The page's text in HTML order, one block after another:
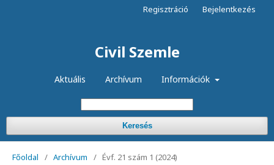
Civil Szemle
Aktuális Archívum Információk
Keresés
Regisztráció Bejelentkezés
Főoldal / Archívum / Évf. 21 szám 1 (2024)